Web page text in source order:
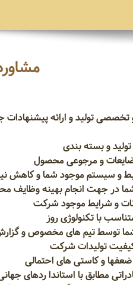
تخصصی تولید و ارائه
و بسته بندی
و مرجوعی محصول
و سیستم موجود شما و کاهش
در جهت انجام بهینه وظایف
و شرایط موجود شرکت
با تکنولوژی روز
شما توسط تیم های مخصوص و
تولیدات شرکت
ضعفها و کاستی های احتمالی
مطابق با استاندا ردهای